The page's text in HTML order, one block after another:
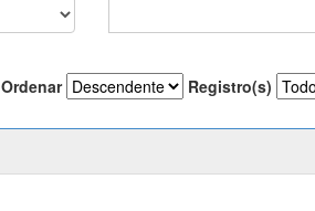
Ordenar Registro(s)